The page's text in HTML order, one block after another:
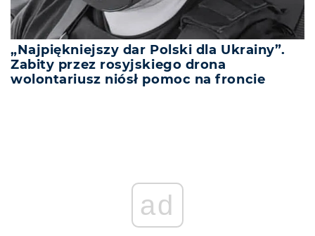
„Najpiękniejszy dar Polski dla Ukrainy”.
Zabity przez rosyjskiego drona
wolontariusz niósł pomoc na froncie
ad